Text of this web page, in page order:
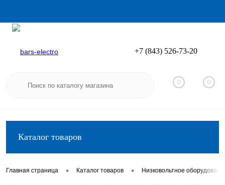
Вход
+7 (843) 526-73-20
0 0
Каталог товаров
Главная страница • Каталог товаров • Низковольтное